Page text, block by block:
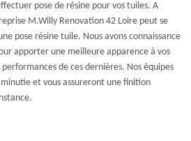
pose de résine pour vos tuiles. A
M.Willy Renovation 42 Loire peut se
pose résine tuile. Nous avons connaissance
apporter une meilleure apparence à vos
de ces dernières. Nos équipes
et vous assureront une finition